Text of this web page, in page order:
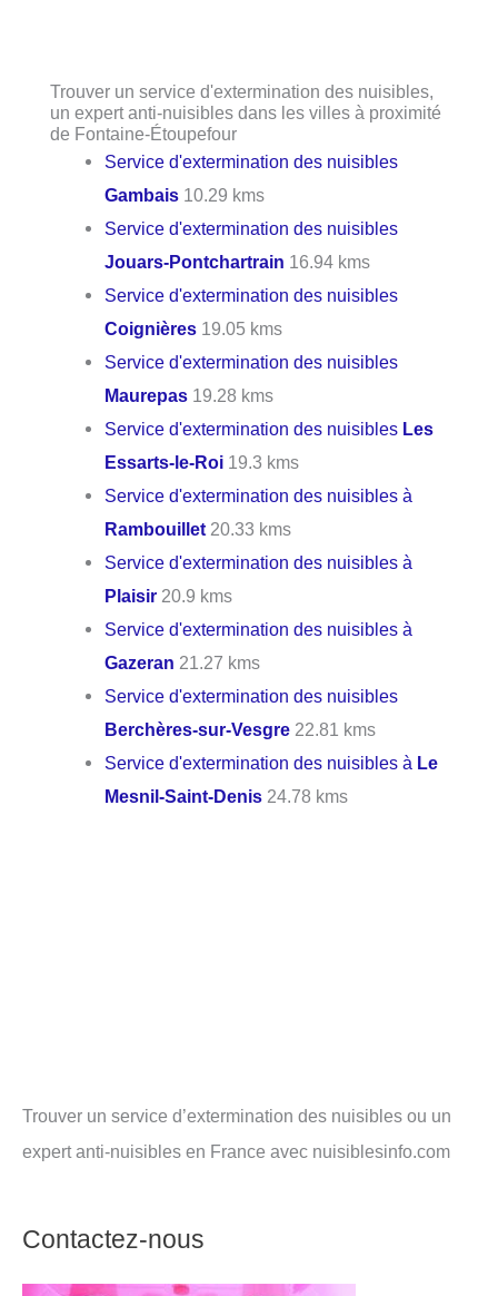
Trouver un service d'extermination des nuisibles,
un expert anti-nuisibles dans les villes à proximité
de Fontaine-Étoupefour
Service d'extermination des nuisibles
Gambais 10.29 kms
Service d'extermination des nuisibles
Jouars-Pontchartrain 16.94 kms
Service d'extermination des nuisibles
Coignières 19.05 kms
Service d'extermination des nuisibles
Maurepas 19.28 kms
Service d'extermination des nuisibles Les
Essarts-le-Roi 19.3 kms
Service d'extermination des nuisibles à
Rambouillet 20.33 kms
Service d'extermination des nuisibles à
Plaisir 20.9 kms
Service d'extermination des nuisibles à
Gazeran 21.27 kms
Service d'extermination des nuisibles
Berchères-sur-Vesgre 22.81 kms
Service d'extermination des nuisibles à Le
Mesnil-Saint-Denis 24.78 kms
Trouver un service d’extermination des nuisibles ou un
expert anti-nuisibles en France avec nuisiblesinfo.com
Contactez-nous